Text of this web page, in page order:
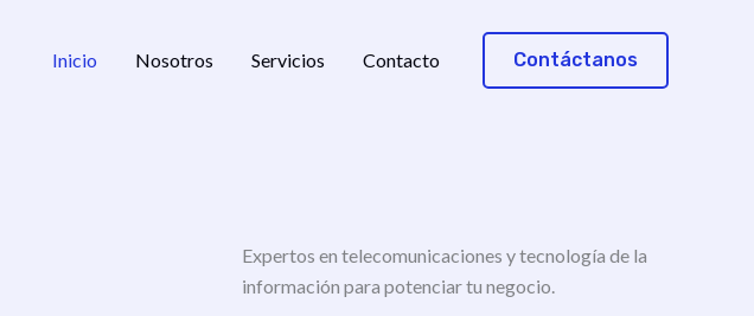
Inicio Nosotros Servicios Contacto Contáctanos
Expertos en telecomunicaciones y tecnología de la
información para potenciar tu negocio.